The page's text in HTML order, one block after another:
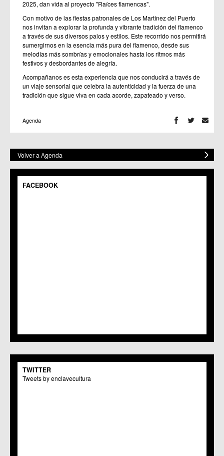
2025, dan vida al proyecto "Raíces flamencas".
Con motivo de las fiestas patronales de Los Martínez del Puerto
nos invitan a explorar la profunda y vibrante tradición del flamenco
a través de sus diversos palos y estilos. Este recorrido nos permitirá
sumergirnos en la esencia más pura del flamenco, desde sus
melodías más sombrías y emocionales hasta los ritmos más
festivos y desbordantes de alegría.
Acompañanos es esta experiencia que nos conducirá a través de
un viaje sensorial que celebra la autenticidad y la fuerza de una
tradición que sigue viva en cada acorde, zapateado y verso.
Agenda
Volver a Agenda
FACEBOOK
TWITTER
Tweets by enclavecultura